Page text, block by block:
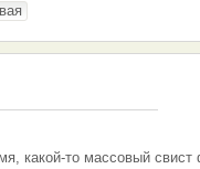
какой-то массовый свист